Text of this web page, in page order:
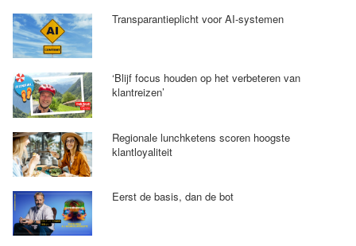
Transparantieplicht voor AI-systemen
‘Blijf focus houden op het verbeteren van
klantreizen’
Regionale lunchketens scoren hoogste
klantloyaliteit
Eerst de basis, dan de bot